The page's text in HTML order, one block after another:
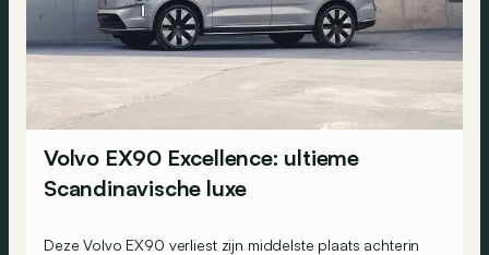
Volvo EX90 Excellence: ultieme
Scandinavische luxe
Deze Volvo EX90 verliest zijn middelste plaats achterin